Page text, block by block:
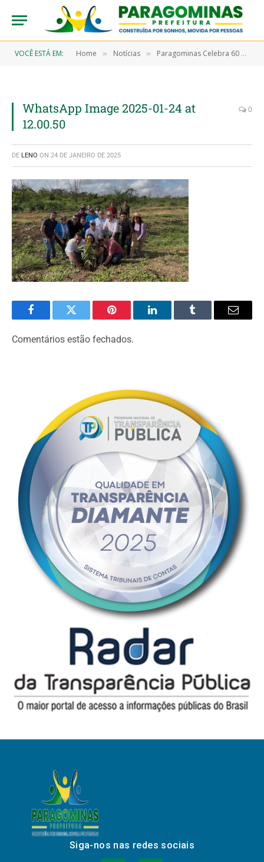
VOCÊ ESTÁ EM: Home » Notícias » Paragominas Celebra 60 Anos com Ações de Sustentabilidade e União
WhatsApp Image 2025-01-24 at
12.00.50
0
DE LENO ON 24 DE JANEIRO DE 2025
FacebookTwitter Pinterest LinkedInTumblr Email
Comentários estão fechados.
Siga-nos nas redes sociais